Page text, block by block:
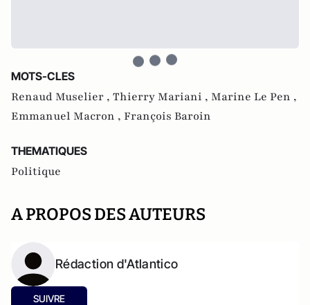
MOTS-CLES
Renaud Muselier , Thierry Mariani , Marine Le Pen ,
Emmanuel Macron , François Baroin
THEMATIQUES
Politique
A PROPOS DES AUTEURS
Rédaction d'Atlantico
SUIVRE